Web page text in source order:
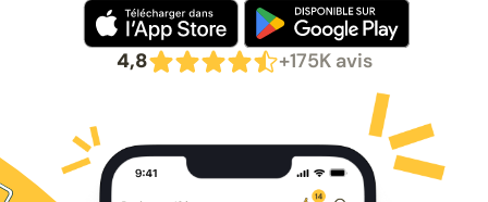
4,8 +175K avis